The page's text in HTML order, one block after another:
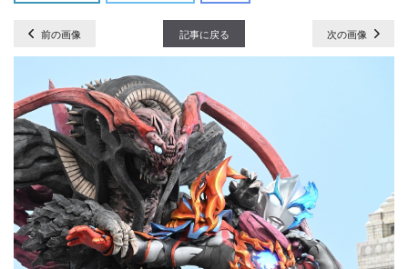
前の画像 記事に戻る 次の画像